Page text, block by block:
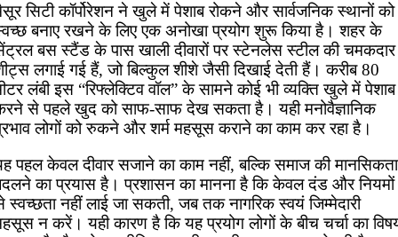
सिटी कॉर्पोरेशन ने खुले में पेशाब रोकने और सार्वजनिक स्थानों को
बनाए रखने के लिए एक अनोखा प्रयोग शुरू किया है। शहर के
बस स्टैंड के पास खाली दीवारों पर स्टेनलेस स्टील की चमकदार
लगाई गई हैं, जो बिल्कुल शीशे जैसी दिखाई देती हैं। करीब 80
लंबी इस “रिफ्लेक्टिव वॉल” के सामने कोई भी व्यक्ति खुले में पेशाब
से पहले खुद को साफ-साफ देख सकता है। यही मनोवैज्ञानिक
लोगों को रुकने और शर्म महसूस कराने का काम कर रहा है।
पहल केवल दीवार सजाने का काम नहीं, बल्कि समाज की मानसिकता
का प्रयास है। प्रशासन का मानना है कि केवल दंड और नियमों
स्वच्छता नहीं लाई जा सकती, जब तक नागरिक स्वयं जिम्मेदारी
न करें। यही कारण है कि यह प्रयोग लोगों के बीच चर्चा का